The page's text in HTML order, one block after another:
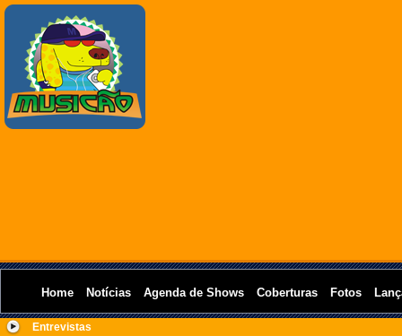
Home Notícias Agenda de Shows Coberturas Fotos
Entrevistas